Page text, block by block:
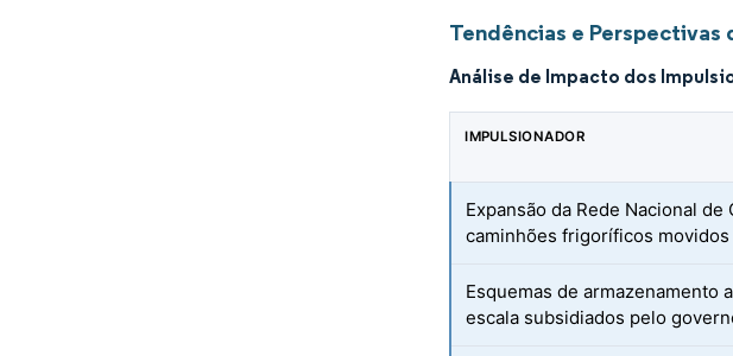
Tendências e
Análise de Impacto dos
IMPULSIONADOR
Expansão da Rede Nacional de
caminhões frigoríficos movidos
Esquemas de armazenamento
escala subsidiados pelo